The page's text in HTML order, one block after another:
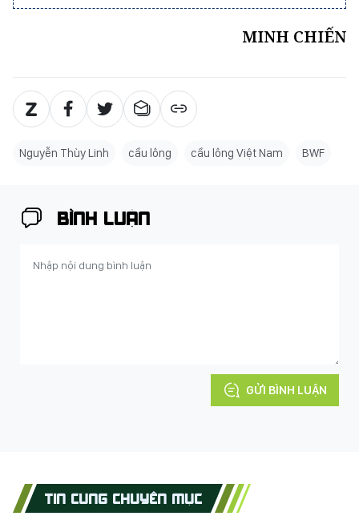
MINH CHIẾN
Nguyễn Thùy Linh cầu lông cầu lông Việt Nam BWF
BÌNH LUẬN
GỬI BÌNH LUẬN
TIN CÙNG CHUYÊN MỤC